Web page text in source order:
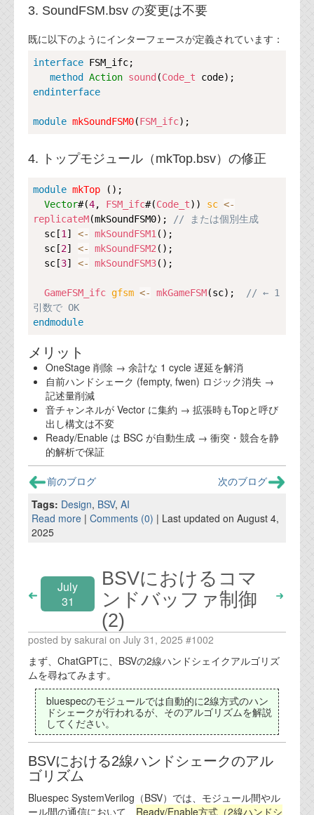
3. SoundFSM.bsv の変更は不要
既に以下のようにインターフェースが定義されています：
interface FSM_ifc;
method
Action sound (Code_t
endinterface
module mkSoundFSM0(FSM_ifc
4. トップモジュール（mkTop.bsv）の修正
module mkTop ();
Vector#(4, FSM_ifc#(Code_t)) sc <-
replicateM(mkSoundFSM0);
// または個別生成
  sc[
1 ] <- mkSoundFSM1 ();
  sc[
2] <- mkSoundFSM2 ();
  sc[
3] <- mkSoundFSM3();
GameFSM_ifc gfsm <- mkGameFSM(sc);
// ← 1
引数で OK
endmodule
メリット
OneStage 削除 → 余計な 1 cycle 遅延を解消
自前ハンドシェーク (fempty, fwen) ロジック消失 →
記述量削減
音チャンネルが Vector に集約 → 拡張時もTopと呼び
出し構文は不変
Ready/Enable は BSC が自動生成 → 衝突・競合を静
的解析で保証
前のブログ
次のブログ
Tags: Design, BSV, AI
Read more | Comments (0) | Last updated on August 4,
2025
July
31
BSVにおけるコマ
ンドバッファ制御
(2)
posted by sakurai on July 31, 2025 #1002
まず、ChatGPTに、BSVの2線ハンドシェイクアルゴリズ
ムを尋ねてみます。
bluespecのモジュールでは自動的に2線方式のハン
ドシェークが行われるが、そのアルゴリズムを解説
してください。
BSVにおける2線ハンドシェークのアル
ゴリズム
Bluespec SystemVerilog（BSV）では、モジュール間やル
ール間の通信において、 Ready/Enable方式（2線ハンドシ